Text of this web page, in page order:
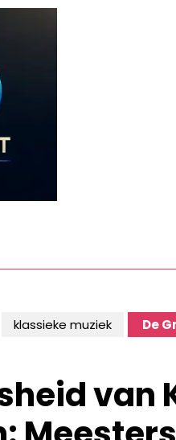
klassieke muziek
De
van